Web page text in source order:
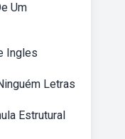
Um
Ingles
Letras
Estrutural